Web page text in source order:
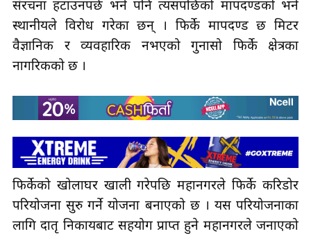
संरचना हटाउनपर्छ भने पनि त्यसपछिको मापदण्डको भने
स्थानीयले विरोध गरेका छन् । फिर्के मापदण्ड छ मिटर
वैज्ञानिक र व्यवहारिक नभएको गुनासो फिर्के क्षेत्रका
नागरिकको छ ।
फिर्केको खोलाघर खाली गरेपछि महानगरले फिर्के करिडोर
परियोजना सुरु गर्ने योजना बनाएको छ । यस परियोजनाका
लागि दातृ निकायबाट सहयोग प्राप्त हुने महानगरले जनाएको